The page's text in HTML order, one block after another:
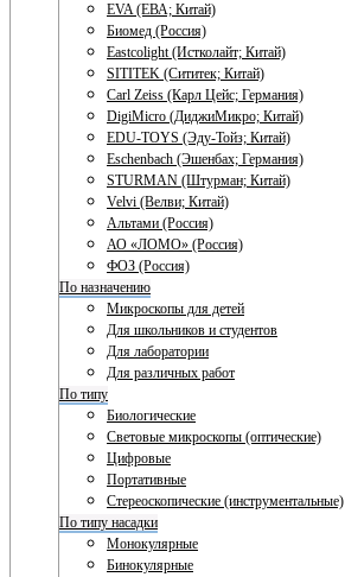
EVA (ЕВА; Китай)
Биомед (Россия)
Eastcolight (Истколайт; Китай)
SITITEK (Сититек; Китай)
Carl Zeiss (Карл Цейс; Германия)
DigiMicro (ДиджиМикро; Китай)
EDU-TOYS (Эду-Тойз; Китай)
Eschenbach (Эшенбах; Германия)
STURMAN (Штурман; Китай)
Velvi (Велви; Китай)
Альтами (Россия)
АО «ЛОМО» (Россия)
ФОЗ (Россия)
По назначению
Микроскопы для детей
Для школьников и студентов
Для лаборатории
Для различных работ
По типу
Биологические
Световые микроскопы (оптические)
Цифровые
Портативные
Стереоскопические (инструментальные)
По типу насадки
Монокулярные
Бинокулярные